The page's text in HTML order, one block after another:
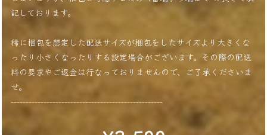
記しております。
稀に梱包を想定した配送サイズが梱包をしたサイズより大きくな
ったり小さくなったりする設定場合がございます。その際の配送
料の要求やご返金は行なっておりませんので、ご了承くださいま
せ。
---------------------------------------------------